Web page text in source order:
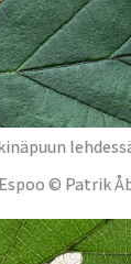
© Patrik